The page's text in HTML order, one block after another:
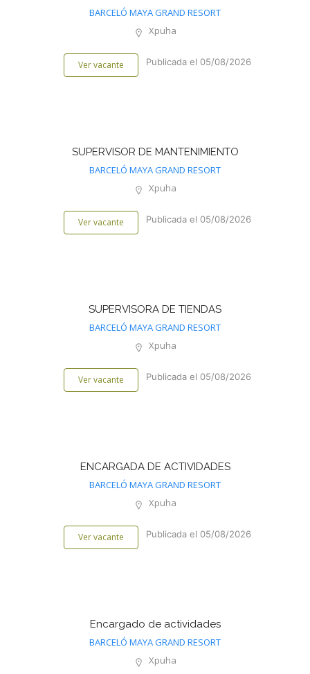
BARCELÓ MAYA GRAND RESORT
Xpuha
Ver vacante Publicada el 05/08/2026
SUPERVISOR DE MANTENIMIENTO
BARCELÓ MAYA GRAND RESORT
Xpuha
Ver vacante Publicada el 05/08/2026
SUPERVISORA DE TIENDAS
BARCELÓ MAYA GRAND RESORT
Xpuha
Ver vacante Publicada el 05/08/2026
ENCARGADA DE ACTIVIDADES
BARCELÓ MAYA GRAND RESORT
Xpuha
Ver vacante Publicada el 05/08/2026
Encargado de actividades
BARCELÓ MAYA GRAND RESORT
Xpuha